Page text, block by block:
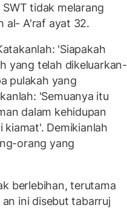
tidak melarang
al- A'raf ayat 32.
'Siapakah
yang telah dikeluarkan-
pulakah yang
'Semuanya itu
dalam kehidupan
kiamat'. Demikianlah
orang yang
berlebihan, terutama
ini disebut tabarruj